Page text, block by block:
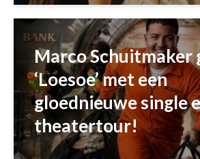
Marco Schuitmaker
‘Loesoe’ met een
gloednieuwe single
theatertour!